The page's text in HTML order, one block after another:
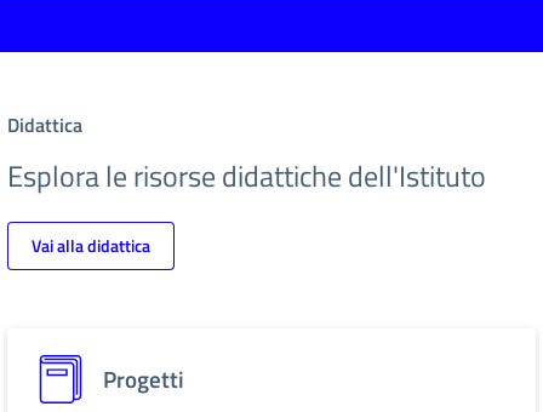
Didattica
Esplora le risorse didattiche dell'Istituto
Vai alla didattica
Progetti